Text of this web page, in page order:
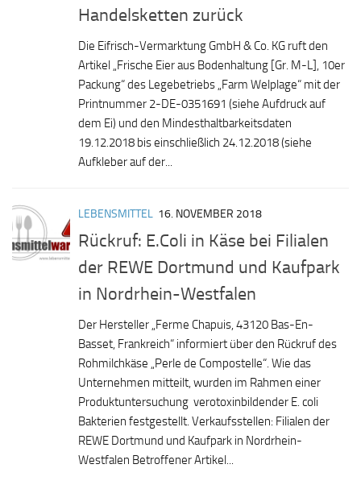
Handelsketten zurück
Die Eifrisch-Vermarktung GmbH & Co. KG ruft den
Artikel „Frische Eier aus Bodenhaltung [Gr. M-L], 10er
Packung“ des Legebetriebs „Farm Welplage“ mit der
Printnummer 2-DE-0351691 (siehe Aufdruck auf
dem Ei) und den Mindesthaltbarkeitsdaten
19.12.2018 bis einschließlich 24.12.2018 (siehe
Aufkleber auf der...
LEBENSMITTEL 16. NOVEMBER 2018
Rückruf: E.Coli in Käse bei Filialen
der REWE Dortmund und Kaufpark
in Nordrhein-Westfalen
Der Hersteller „Ferme Chapuis, 43120 Bas-En-
Basset, Frankreich“ informiert über den Rückruf des
Rohmilchkäse „Perle de Compostelle“. Wie das
Unternehmen mitteilt, wurden im Rahmen einer
Produktuntersuchung verotoxinbildender E. coli
Bakterien festgestellt. Verkaufsstellen: Filialen der
REWE Dortmund und Kaufpark in Nordrhein-
Westfalen Betroffener Artikel...